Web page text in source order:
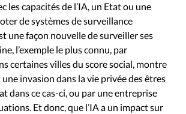
les capacités de l’IA, un Etat ou une
de systèmes de surveillance
une façon nouvelle de surveiller ses
l’exemple le plus connu, par
certaines villes du score social, montre
une invasion dans la vie privée des êtres
dans ce cas-ci, ou par une entreprise
Et donc, que l’IA a un impact sur